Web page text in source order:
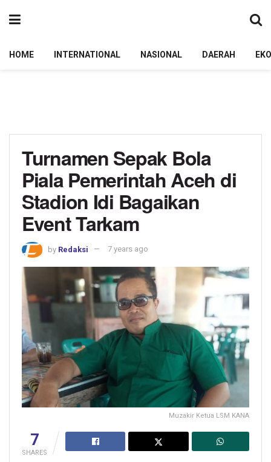
HOME INTERNATIONAL NASIONAL DAERAH
Turnamen Sepak Bola
Piala Pemerintah Aceh di
Stadion Idi Bagaikan
Event Tarkam
by Redaksi 7 years ago
Muzakir Ketua LSM KANA
7
SHARES